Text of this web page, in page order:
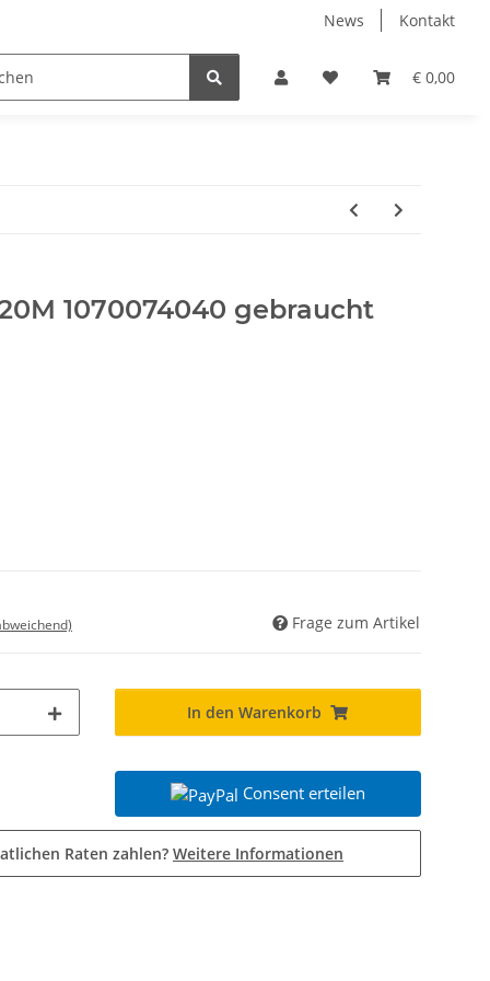
News Kontakt
€ 0,00
1070074040 gebraucht
Frage zum Artikel
In den Warenkorb
Consent erteilen
Raten zahlen? Weitere Informationen